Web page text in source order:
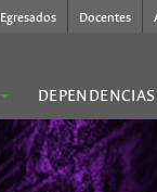
Egresados Docentes
DEPENDENCIAS